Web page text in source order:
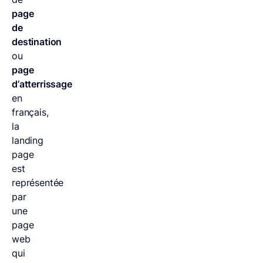
page
de
destination
ou
page
d’atterrissage
en
français,
la
landing
page
est
représentée
par
une
page
web
qui